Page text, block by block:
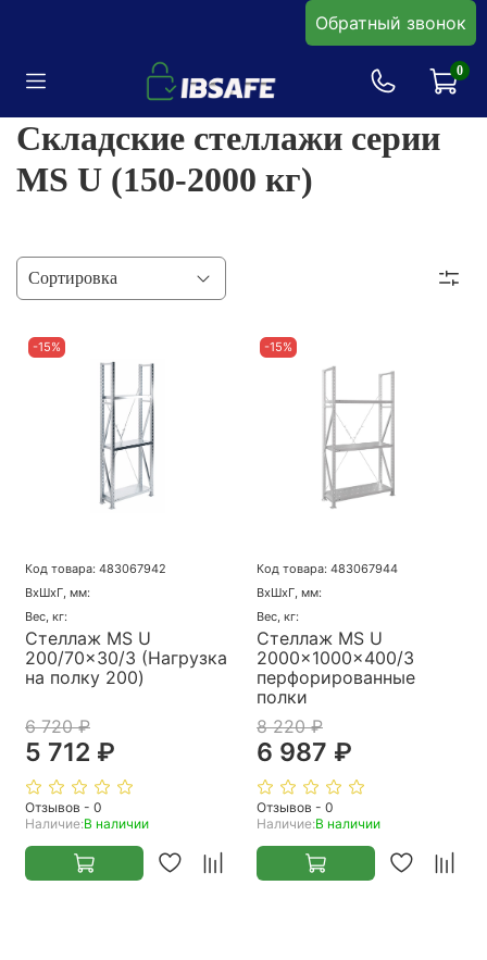
Обратный звонок
0
Складские стеллажи серии
MS U (150-2000 кг)
-15%
Код товара: 483067942
ВхШхГ, мм:
Вес, кг:
Стеллаж MS U
200/70x30/3 (Нагрузка
на полку 200)
6 720 ₽
5 712 ₽
Отзывов - 0
Наличие:В наличии
-15%
Код товара: 483067944
ВхШхГ, мм:
Вес, кг:
Стеллаж MS U
2000x1000x400/3
перфорированные
полки
8 220 ₽
6 987 ₽
Отзывов - 0
Наличие:В наличии